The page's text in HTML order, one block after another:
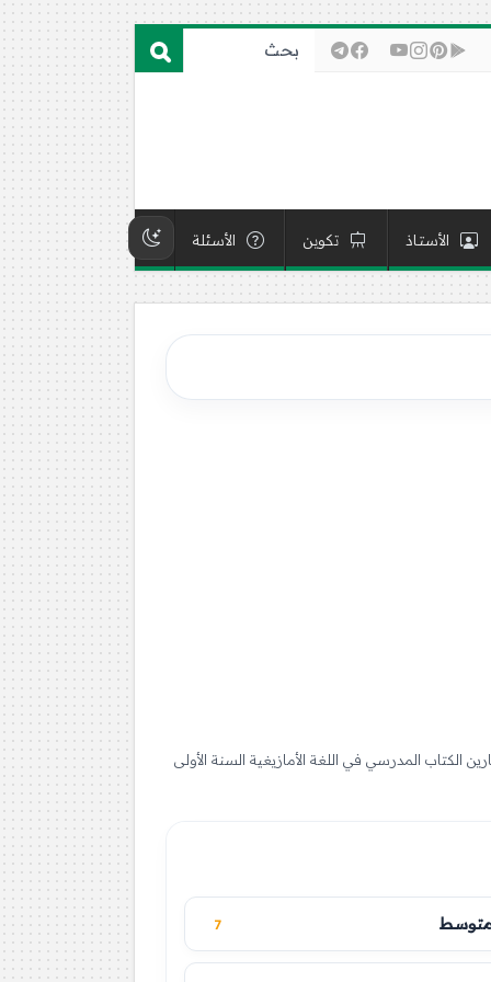
الأستاذ تكوين الأسئلة
مذكرات، وحلول تمارين الكتاب المدرسي في اللغة الأمازيغية السنة الأولى
7